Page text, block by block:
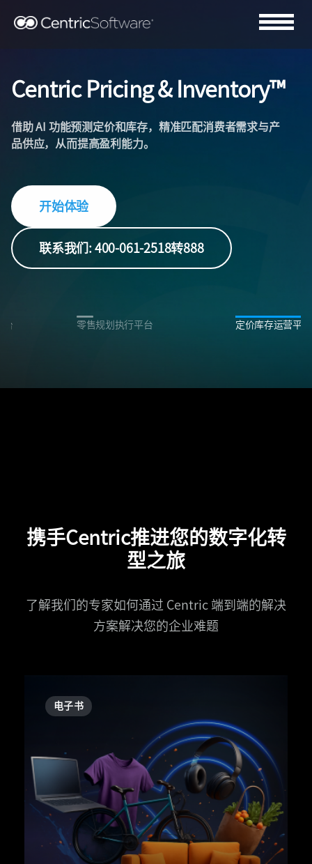
Centric Pricing & Inventory™
借助 AI 功能预测定价和库存，精准匹配消费者需求与产
品供应，从而提高盈利能力。
开始体验
联系我们: 400-061-2518转888
台 零售规划执行平台 定价库存运营平台
携手Centric推进您的数字化转
型之旅
了解我们的专家如何通过 Centric 端到端的解决
方案解决您的企业难题
电子书